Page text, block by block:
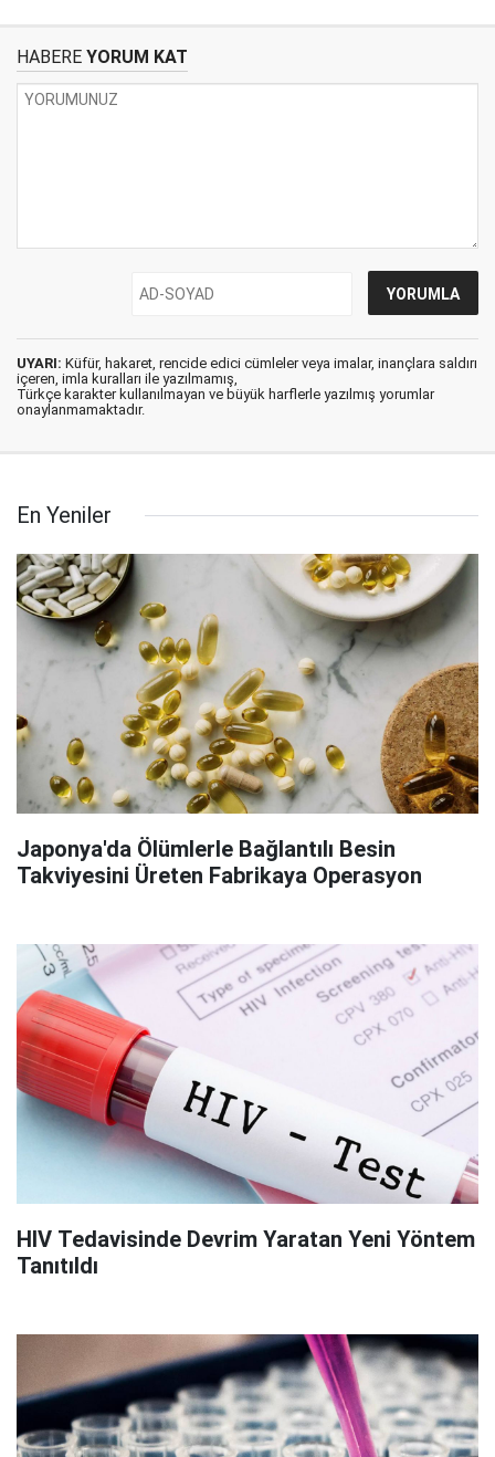
HABERE YORUM KAT
UYARI: Küfür, hakaret, rencide edici cümleler veya imalar, inançlara saldırı
içeren, imla kuralları ile yazılmamış,
Türkçe karakter kullanılmayan ve büyük harflerle yazılmış yorumlar
onaylanmamaktadır.
En Yeniler
Japonya'da Ölümlerle Bağlantılı Besin
Takviyesini Üreten Fabrikaya Operasyon
HIV Tedavisinde Devrim Yaratan Yeni Yöntem
Tanıtıldı